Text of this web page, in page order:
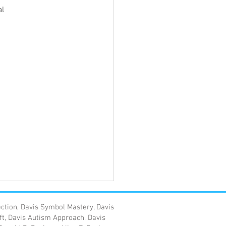
Davis Symbol Mastery, Davis
Davis Autism Approach, Davis